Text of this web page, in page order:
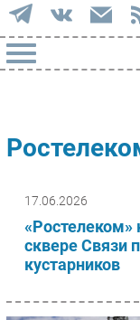
Фиксированная
Интеграция
17.06.2026
сквере Связи
кустарников